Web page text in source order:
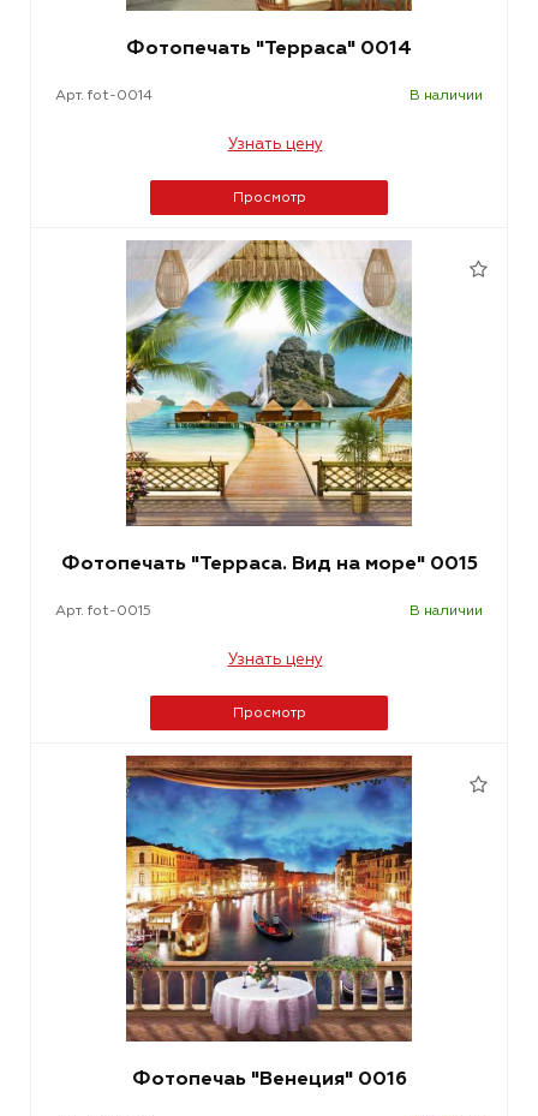
Фотопечать "Терраса" 0014
Арт. fot-0014 В наличии
Узнать цену
Просмотр
Фотопечать "Терраса. Вид на море" 0015
Арт. fot-0015 В наличии
Узнать цену
Просмотр
Фотопечаь "Венеция" 0016